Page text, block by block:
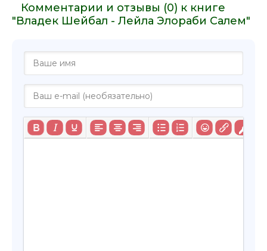
Комментарии и отзывы (0) к книге
"Владек Шейбал - Лейла Элораби Салем"